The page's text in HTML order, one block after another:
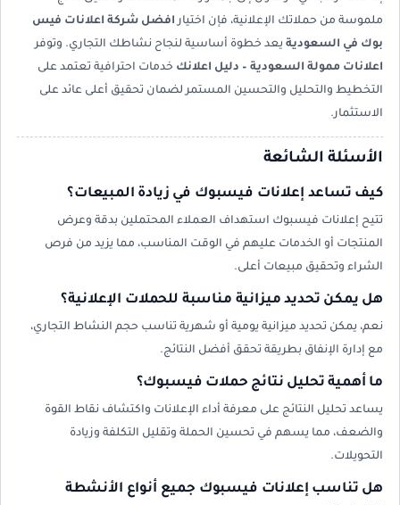
ملموسة من حملاتك الإعلانية، فإن اختيارافضل شركة اعلانات فيس
بوك في السعودية يعد خطوة أساسية لنجاح نشاطك التجاري. وتوفر
اعلانات ممولة السعودية – دليل اعلانك خدمات احترافية تعتمد على
التخطيط والتحليل والتحسين المستمر لضمان تحقيق أعلى عائد على
الاستثمار.
الأسئلة الشائعة
كيف تساعد إعلانات فيسبوك في زيادة المبيعات؟
تتيح إعلانات فيسبوك استهداف العملاء المحتملين بدقة وعرض
المنتجات أو الخدمات عليهم في الوقت المناسب، مما يزيد من فرص
الشراء وتحقيق مبيعات أعلى.
هل يمكن تحديد ميزانية مناسبة للحملات الإعلانية؟
نعم، يمكن تحديد ميزانية يومية أو شهرية تناسب حجم النشاط التجاري،
مع إدارة الإنفاق بطريقة تحقق أفضل النتائج.
ما أهمية تحليل نتائج حملات فيسبوك؟
يساعد تحليل النتائج على معرفة أداء الإعلانات واكتشاف نقاط القوة
والضعف، مما يسهم في تحسين الحملة وتقليل التكلفة وزيادة
التحويلات.
هل تناسب إعلانات فيسبوك جميع أنواع الأنشطة